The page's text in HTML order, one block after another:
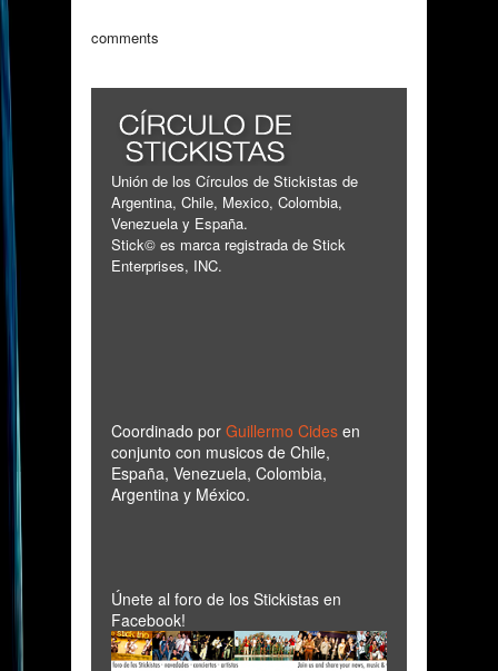
comments
Unión de los Círculos de Stickistas de
Argentina, Chile, Mexico, Colombia,
Venezuela y España.
Stick© es marca registrada de Stick
Enterprises, INC.
Coordinado por Guillermo Cides en
conjunto con musicos de Chile,
España, Venezuela, Colombia,
Argentina y México.
Únete al foro de los Stickistas en
Facebook!